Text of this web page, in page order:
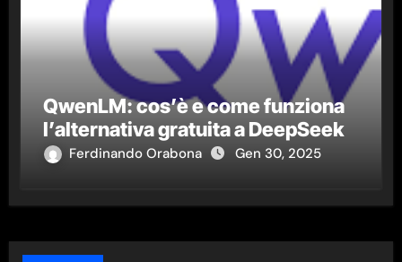
QwenLM: cos’è e come funziona
l’alternativa gratuita a DeepSeek
Ferdinando Orabona Gen 30, 2025